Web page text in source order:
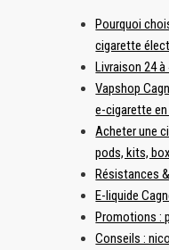
Pourquoi
cigarette
Livraison 24 à
Vapshop
e-cigarette en
Acheter une
pods, kits, box
Résistances
E-liquide
Promotions :
Conseils :